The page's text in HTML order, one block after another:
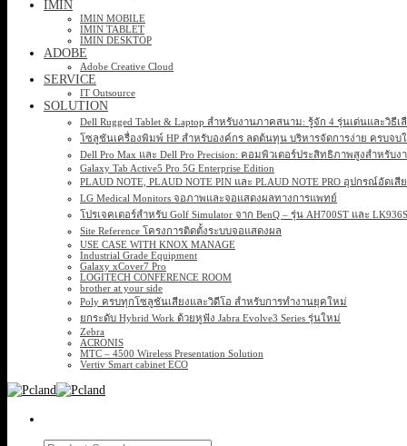
IMIN
IMIN MOBILE
IMIN TABLET
IMIN DESKTOP
ADOBE
Adobe Creative Cloud
SERVICE
IT Outsource
SOLUTION
Dell Rugged Tablet & Laptop สำหรับงานภาคสนาม: รู้จัก 4 รุ่นเด่นและวิธีเ
โซลูชันเครื่องพิมพ์ HP สำหรับองค์กร ลดต้นทุน บริหารจัดการง่าย ครบจบ
Dell Pro Max และ Dell Pro Precision: คอมพิวเตอร์ประสิทธิภาพสูงสำหรับ
Galaxy Tab Active5 Pro 5G Enterprise Edition
PLAUD NOTE, PLAUD NOTE PIN และ PLAUD NOTE PRO อุปกรณ์อัด
LG Medical Monitors จอภาพและจอแสดงผลทางการแพทย์
โปรเจคเตอร์สำหรับ Golf Simulator จาก BenQ – รุ่น AH700ST และ
Site Reference โครงการติดตั้งระบบจอแสดงผล
USE CASE WITH KNOX MANAGE
Industrial Grade Equipment
Galaxy xCover7 Pro
LOGITECH CONFERENCE ROOM
brother at your side
Poly ครบทุกโซลูชันเสียงและวิดีโอ สำหรับการทำงานยุคใหม่
ยกระดับ Hybrid Work ด้วยหูฟัง Jabra Evolve3 Series รุ่นใหม่
Zebra
ACRONIS
MTC – 4500 Wireless Presentation Solution
Vertiv Smart cabinet ECO